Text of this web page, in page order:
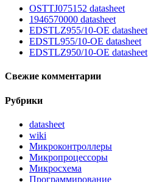
OSTTJ075152 datasheet
1946570000 datasheet
EDSTLZ955/10-OE datasheet
EDSTL955/10-OE datasheet
EDSTLZ950/10-OE datasheet
Свежие комментарии
Рубрики
datasheet
wiki
Микроконтроллеры
Микропроцессоры
Микросхема
Программирование